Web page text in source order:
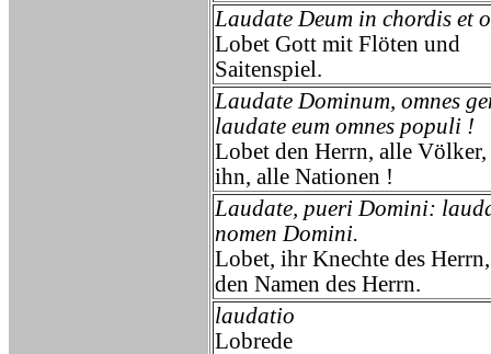
Laudate Deum in chordis et
Lobet Gott mit Flöten und
Saitenspiel.
Laudate Dominum, omnes
laudate eum omnes populi !
Lobet den Herrn, alle Völker,
ihn, alle Nationen !
Laudate, pueri Domini:
nomen Domini.
Lobet, ihr Knechte des
den Namen des Herrn.
laudatio
Lobrede